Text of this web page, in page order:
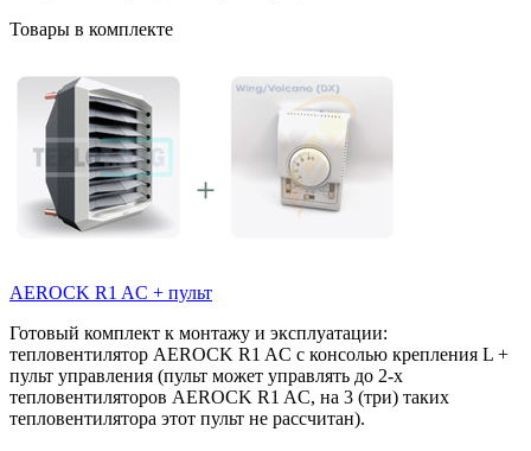
Товары в комплекте
AEROCK R1 AC + пульт
Готовый комплект к монтажу и эксплуатации:
тепловентилятор AEROCK R1 AC с консолью крепления L +
пульт управления (пульт может управлять до 2-х
тепловентиляторов AEROCK R1 AC, на 3 (три) таких
тепловентилятора этот пульт не рассчитан).